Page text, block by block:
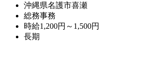
沖縄県名護市喜瀬
総務事務
時給1,200円～1,500円
長期